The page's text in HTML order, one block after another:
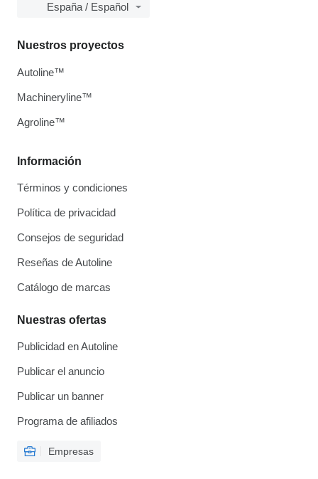
España / Español
Información
Términos y condiciones
Política de privacidad
Consejos de seguridad
Reseñas de Autoline
Catálogo de marcas
Nuestras ofertas
Publicidad en Autoline
Publicar el anuncio
Publicar un banner
Programa de afiliados
Empresas
Nuestros proyectos
Autoline™
Machineryline™
Agroline™